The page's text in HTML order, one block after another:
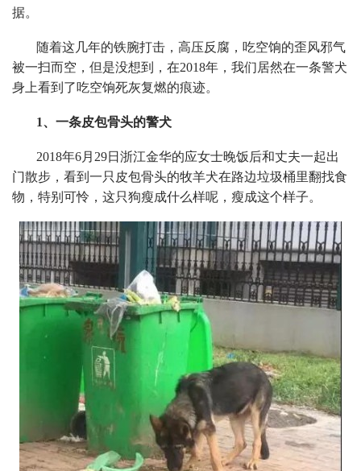
据。
随着这几年的铁腕打击，高压反腐，吃空饷的歪风邪气
被一扫而空，但是没想到，在2018年，我们居然在一条警犬
身上看到了吃空饷死灰复燃的痕迹。
1、一条皮包骨头的警犬
2018年6月29日浙江金华的应女士晚饭后和丈夫一起出
门散步，看到一只皮包骨头的牧羊犬在路边垃圾桶里翻找食
物，特别可怜，这只狗瘦成什么样呢，瘦成这个样子。